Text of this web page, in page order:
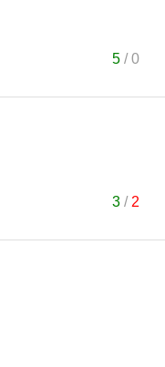
5/0
3/ 2